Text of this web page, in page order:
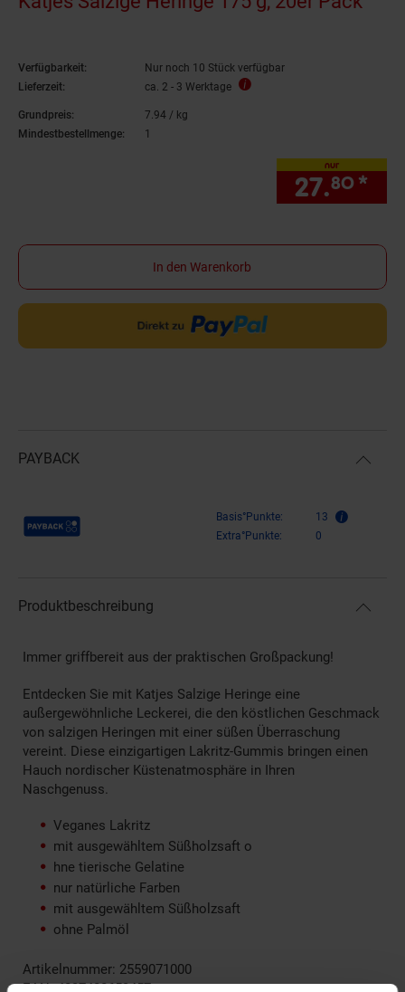
Verfügbarkeit:
Nur noch 10 Stück verfügbar
Lieferzeit:
ca. 2 - 3 Werktage
Grundpreis: 7. 94 / kg
Mindestbestellmenge:
1
nur
27.80 *
In den Warenkorb
PAYBACK
Payback Punkte Basis°Punkte:
13
Extra°Punkte:
0
Produktbeschreibung
Immer griffbereit aus der praktischen Großpackung!
Entdecken Sie mit Katjes Salzige Heringe eine
außergewöhnliche Leckerei, die den köstlichen Geschmack
von salzigen Heringen mit einer süßen Überraschung
vereint. Diese einzigartigen Lakritz-Gummis bringen einen
Hauch nordischer Küstenatmosphäre in Ihren
Naschgenuss.
Veganes Lakritz
mit ausgewähltem Süßholzsaft o
hne tierische Gelatine
nur natürliche Farben
mit ausgewähltem Süßholzsaft
ohne Palmöl
Artikelnummer: 2559071000
EAN: 4037400653457